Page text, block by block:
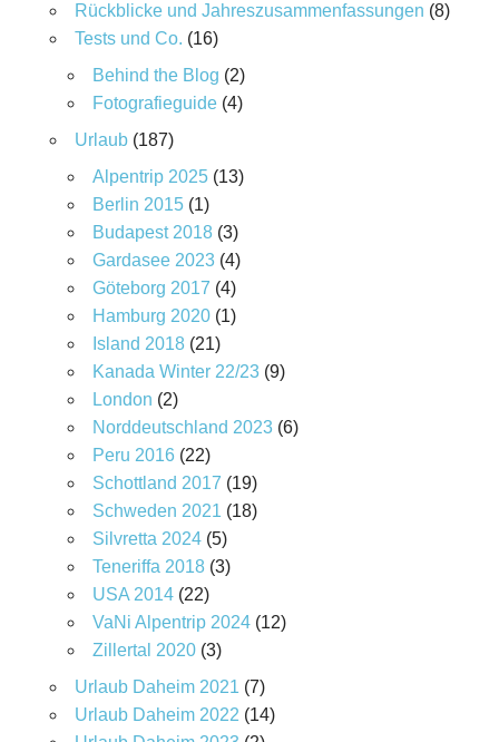
Rückblicke und Jahreszusammenfassungen (8)
Tests und Co. (16)
Behind the Blog (2)
Fotografieguide(4)
Urlaub(187)
Alpentrip 2025(13)
Berlin 2015(1)
Budapest 2018(3)
Gardasee 2023(4)
Göteborg 2017 (4)
Hamburg 2020(1)
Island 2018(21)
Kanada Winter 22/23(9)
London (2)
Norddeutschland 2023(6)
Peru 2016(22)
Schottland 2017 (19)
Schweden 2021 (18)
Silvretta 2024(5)
Teneriffa 2018(3)
USA 2014(22)
VaNi Alpentrip 2024(12)
Zillertal 2020(3)
Urlaub Daheim 2021 (7)
Urlaub Daheim 2022 (14)